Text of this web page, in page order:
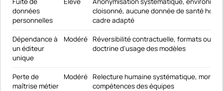
données
personnelles
cloisonné, aucune donnée de santé hors
cadre adapté
Dépendance à
un éditeur
unique
Modéré
Réversibilité contractuelle, formats
doctrine d'usage des modèles
Perte de
maîtrise métier
Modéré
Relecture humaine systématique,
compétences des équipes